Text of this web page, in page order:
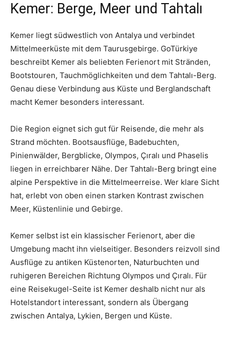
Kemer: Berge, Meer und Tahtalı
Kemer liegt südwestlich von Antalya und verbindet
Mittelmeerküste mit dem Taurusgebirge. GoTürkiye
beschreibt Kemer als beliebten Ferienort mit Stränden,
Bootstouren, Tauchmöglichkeiten und dem Tahtalı-Berg.
Genau diese Verbindung aus Küste und Berglandschaft
macht Kemer besonders interessant.
Die Region eignet sich gut für Reisende, die mehr als
Strand möchten. Bootsausflüge, Badebuchten,
Pinienwälder, Bergblicke, Olympos, Çıralı und Phaselis
liegen in erreichbarer Nähe. Der Tahtalı-Berg bringt eine
alpine Perspektive in die Mittelmeerreise. Wer klare Sicht
hat, erlebt von oben einen starken Kontrast zwischen
Meer, Küstenlinie und Gebirge.
Kemer selbst ist ein klassischer Ferienort, aber die
Umgebung macht ihn vielseitiger. Besonders reizvoll sind
Ausflüge zu antiken Küstenorten, Naturbuchten und
ruhigeren Bereichen Richtung Olympos und Çıralı. Für
eine Reisekugel-Seite ist Kemer deshalb nicht nur als
Hotelstandort interessant, sondern als Übergang
zwischen Antalya, Lykien, Bergen und Küste.